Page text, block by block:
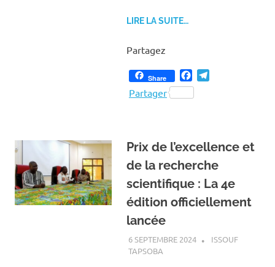
LIRE LA SUITE…
Partagez
Share Facebook
Partager
Prix de l’excellence et
de la recherche
scientifique : La 4e
édition officiellement
lancée
6 SEPTEMBRE 2024
ISSOUF
TAPSOBA